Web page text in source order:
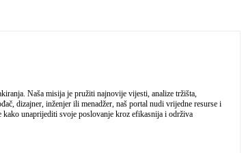
Naša misija je pružiti najnovije vijesti, analize tržišta,
dizajner, inženjer ili menadžer, naš portal nudi vrijedne resurse i
unaprijediti svoje poslovanje kroz efikasnija i održiva